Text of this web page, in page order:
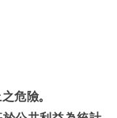
危險。